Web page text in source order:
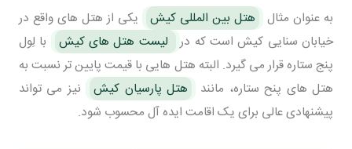
به عنوان مثال هتل بین المللی کیش
یکی از هتل های واقع در
خیابان سنایی کیش است که در
لیست هتل های کیش
با لِول
پنج ستاره قرار می گیرد. البته هتل هایی با قیمت پایین تر نسبت به
هتل های پنح ستاره، مانند
هتل پارسیان کیش
نیز می تواند
پیشنهادی عالی برای یک اقامت ایده آل محسوب شود.